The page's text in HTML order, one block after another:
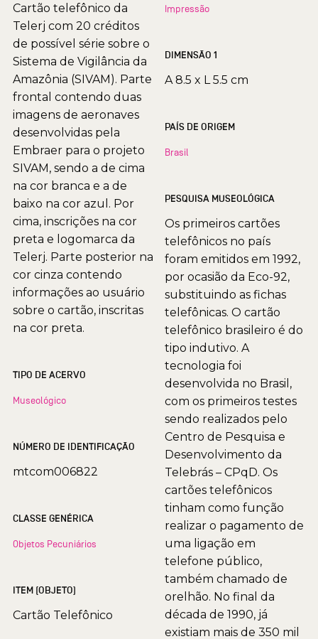
Cartão telefônico da
Telerj com 20 créditos
de possível série sobre o
Sistema de Vigilância da
Amazônia (SIVAM). Parte
frontal contendo duas
imagens de aeronaves
desenvolvidas pela
Embraer para o projeto
SIVAM, sendo a de cima
na cor branca e a de
baixo na cor azul. Por
cima, inscrições na cor
preta e logomarca da
Telerj. Parte posterior na
cor cinza contendo
informações ao usuário
sobre o cartão, inscritas
na cor preta.
TIPO DE ACERVO
Museológico
NÚMERO DE IDENTIFICAÇÃO
mtcom006822
CLASSE GENÉRICA
Objetos Pecuniários
ITEM (OBJETO)
Cartão Telefônico
Impressão
DIMENSÃO 1
A 8.5 x L 5.5 cm
PAÍS DE ORIGEM
Brasil
PESQUISA MUSEOLÓGICA
Os primeiros cartões
telefônicos no país
foram emitidos em 1992,
por ocasião da Eco-92,
substituindo as fichas
telefônicas. O cartão
telefônico brasileiro é do
tipo indutivo. A
tecnologia foi
desenvolvida no Brasil,
com os primeiros testes
sendo realizados pelo
Centro de Pesquisa e
Desenvolvimento da
Telebrás – CPqD. Os
cartões telefônicos
tinham como função
realizar o pagamento de
uma ligação em
telefone público,
também chamado de
orelhão. No final da
década de 1990, já
existiam mais de 350 mil